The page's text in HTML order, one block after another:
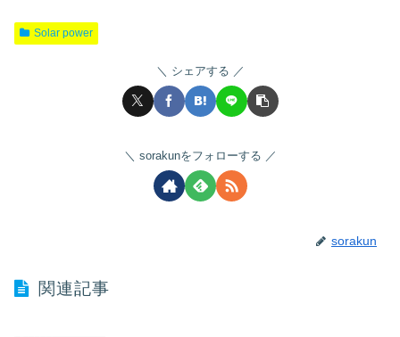
Solar power
シェアする
sorakunをフォローする
sorakun
関連記事